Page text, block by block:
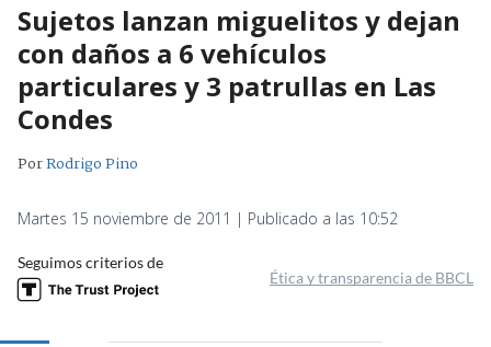
Sujetos lanzan miguelitos y dejan
con daños a 6 vehículos
particulares y 3 patrullas en Las
Condes
PorRodrigo Pino
Martes 15 noviembre de 2011 | Publicado a las 10:52
Seguimos criterios de
Ética y transparencia de BBCL